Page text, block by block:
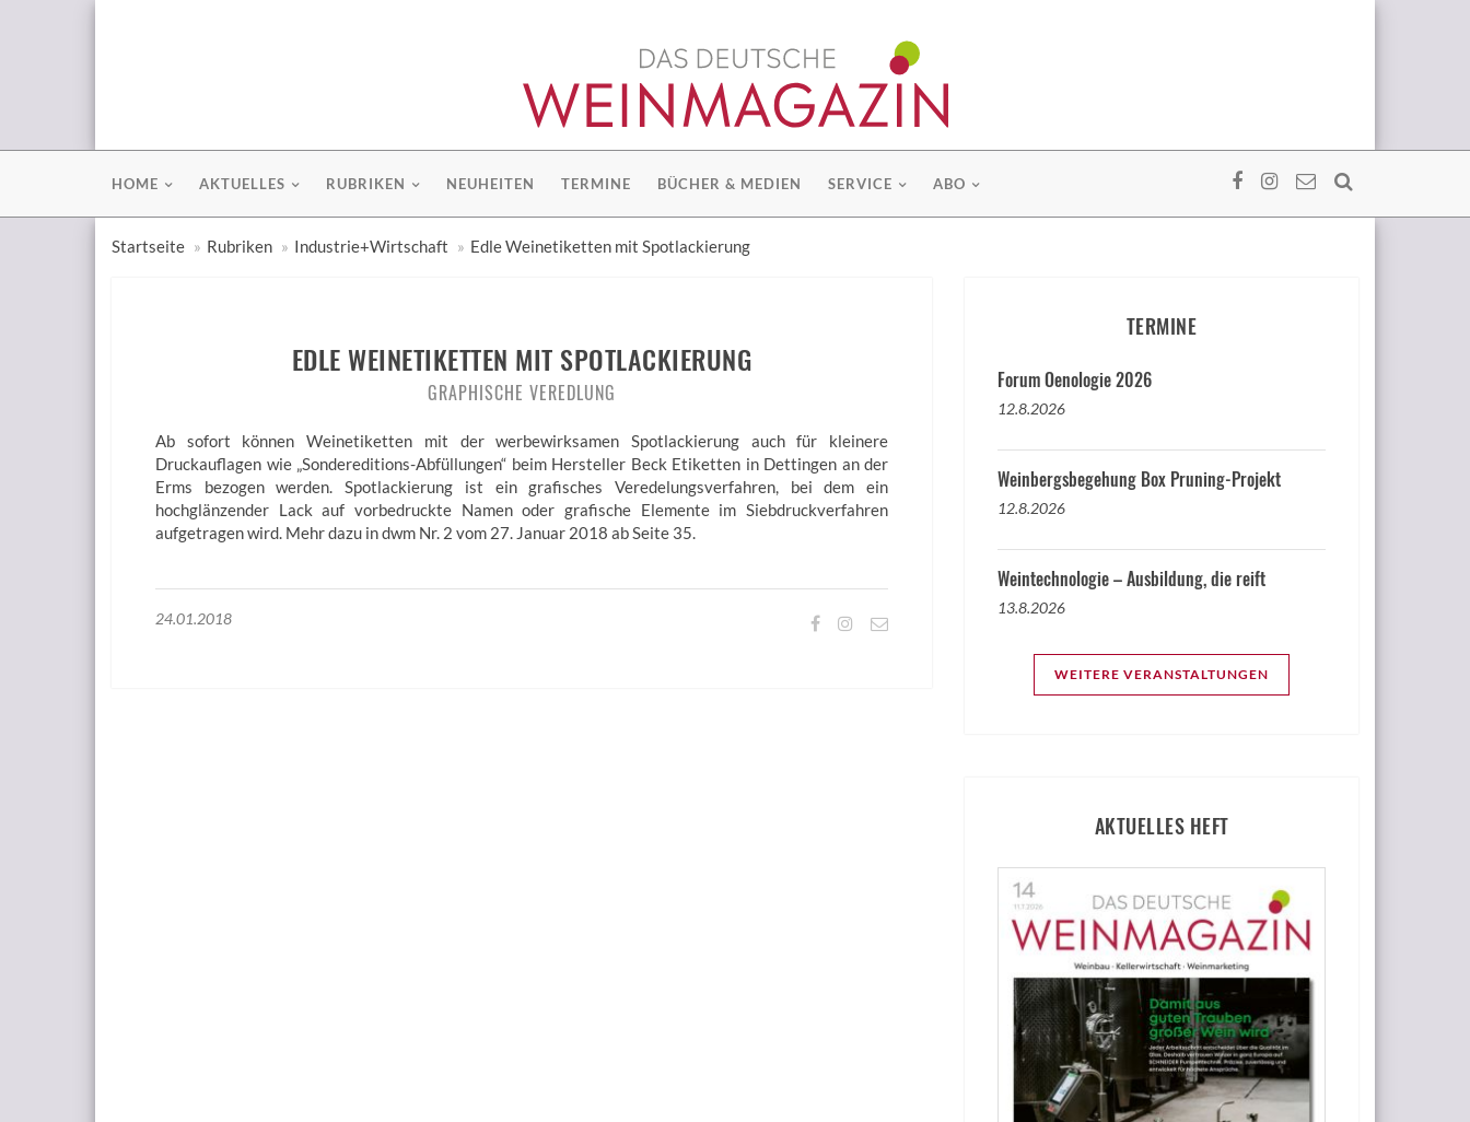
HOME AKTUELLES RUBRIKEN NEUHEITEN TERMINE BÜCHER & MEDIEN SERVICE ABO
Startseite Rubriken Industrie+Wirtschaft Edle Weinetiketten mit Spotlackierung
EDLE WEINETIKETTEN MIT SPOTLACKIERUNG
GRAPHISCHE VEREDLUNG
Ab sofort können Weinetiketten mit der werbewirksamen Spotlackierung auch für kleinere
Druckauflagen wie „Sondereditions-Abfüllungen“ beim Hersteller Beck Etiketten in Dettingen an der
Erms bezogen werden. Spotlackierung ist ein grafisches Veredelungsverfahren, bei dem ein
hochglänzender Lack auf vorbedruckte Namen oder grafische Elemente im Siebdruckverfahren
aufgetragen wird. Mehr dazu in dwm Nr. 2 vom 27. Januar 2018 ab Seite 35.
24.01.2018
TERMINE
Forum Oenologie 2026
12.8.2026
Weinbergsbegehung Box Pruning-Projekt
12.8.2026
Weintechnologie – Ausbildung, die reift
13.8.2026
WEITERE VERANSTALTUNGEN
AKTUELLES HEFT